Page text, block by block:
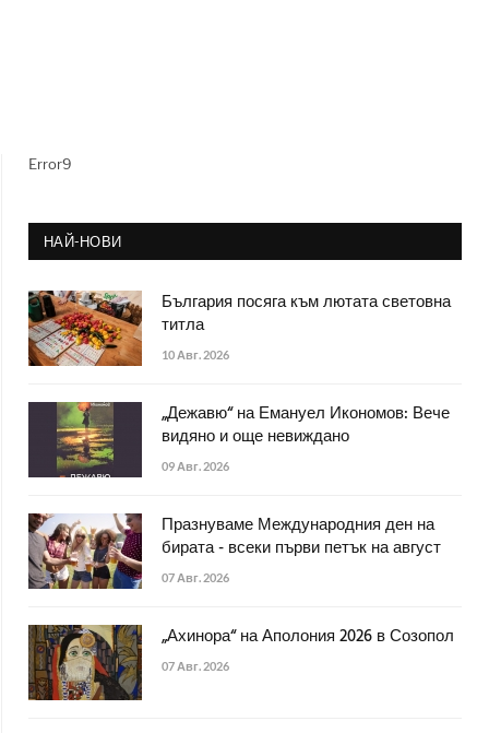
Error9
НАЙ-НОВИ
България посяга към лютата световна
титла
10 Авг. 2026
„Дежавю“ на Емануел Икономов: Вече
видяно и още невиждано
09 Авг. 2026
Празнуваме Международния ден на
бирата - всеки първи петък на август
07 Авг. 2026
„Ахинора“ на Аполония 2026 в Созопол
07 Авг. 2026